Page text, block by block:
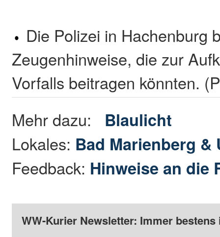
Die Polizei in Hachenburg
Zeugenhinweise, die zur
Vorfalls beitragen könnten.
Mehr dazu: Blaulicht
Lokales: Bad Marienberg &
Feedback: Hinweise an die
WW-Kurier Newsletter: Immer